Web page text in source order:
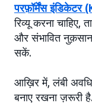
परफ़ॉर्मेंस इंडिकेटर
रिव्यू करना चाहिए,
और संभावित
सकें.
आख़िर में, लंबी
बनाए रखना ज़रूरी है.